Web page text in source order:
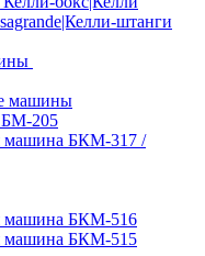
штанги
машины
БМ-205
машина БКМ-317 /
машина БКМ-516
машина БКМ-515